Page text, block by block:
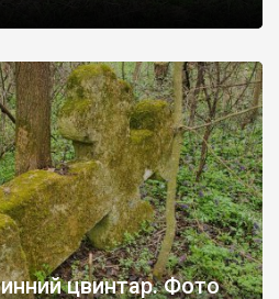
цвинтар. Фото